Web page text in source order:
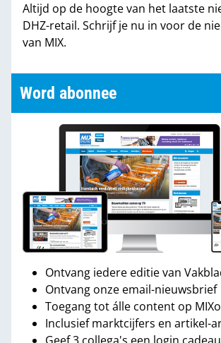
Partners
Altijd op de hoogte van het laatste
DHZ-retail. Schrijf je nu in voor de
van MIX.
Word abonnee
Ontvang iedere editie van
Ontvang onze email-nieuwsbrief
Toegang tot álle content op
Inclusief marktcijfers en artikel-